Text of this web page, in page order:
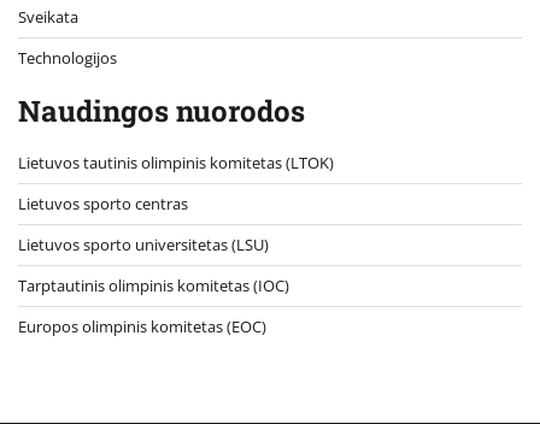
Sveikata
Technologijos
Naudingos nuorodos
Lietuvos tautinis olimpinis komitetas (LTOK)
Lietuvos sporto centras
Lietuvos sporto universitetas (LSU)
Tarptautinis olimpinis komitetas (IOC)
Europos olimpinis komitetas (EOC)